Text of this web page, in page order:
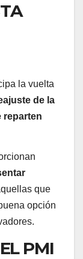
la vuelta
de la
reparten
que
opción
PMI